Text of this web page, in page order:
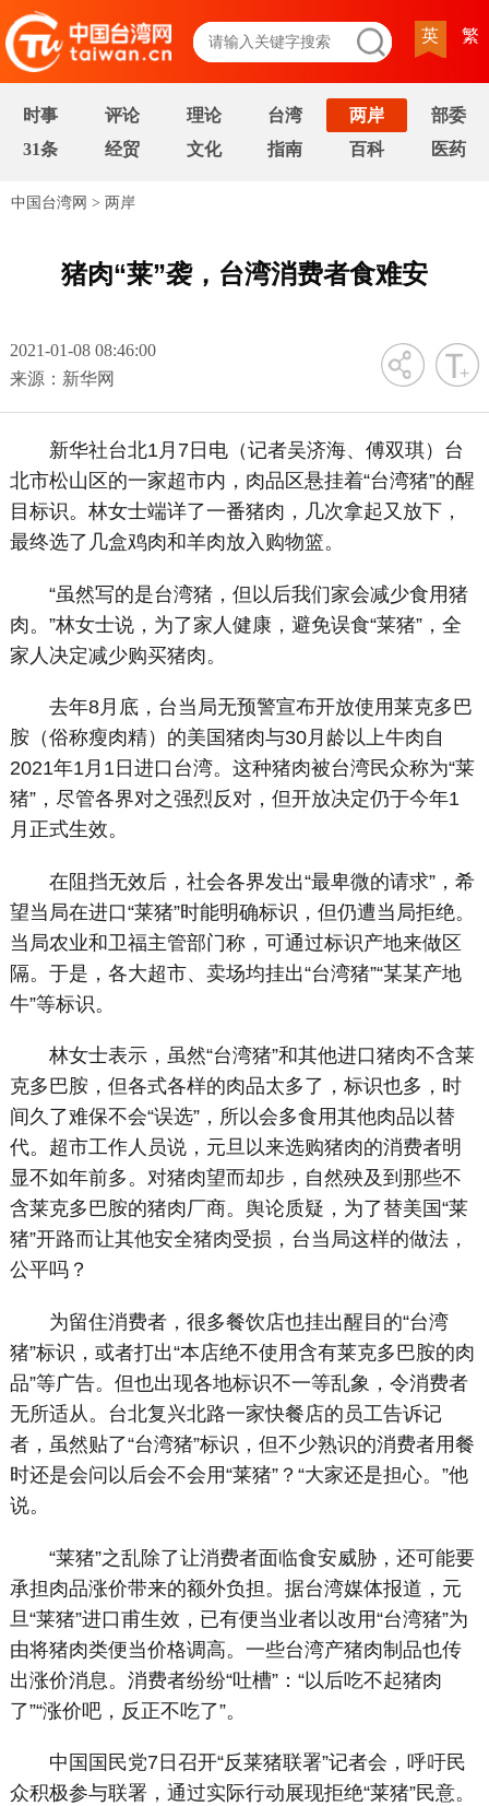
英 繁
时事 评论 理论 台湾 两岸
部委
31条
经贸 文化 指南 百科 医药
中国台湾网 > 两岸
猪肉“莱”袭，台湾消费者食难安
2021-01-08 08:46:00
来源：新华网
字号
新华社台北1月7日电（记者吴济海、傅双琪）台
北市松山区的一家超市内，肉品区悬挂着“台湾猪”的醒
目标识。林女士端详了一番猪肉，几次拿起又放下，
最终选了几盒鸡肉和羊肉放入购物篮。
“虽然写的是台湾猪，但以后我们家会减少食用猪
肉。”林女士说，为了家人健康，避免误食“莱猪”，全
家人决定减少购买猪肉。
去年8月底，台当局无预警宣布开放使用莱克多巴
胺（俗称瘦肉精）的美国猪肉与30月龄以上牛肉自
2021年1月1日进口台湾。这种猪肉被台湾民众称为“莱
猪”，尽管各界对之强烈反对，但开放决定仍于今年1
月正式生效。
在阻挡无效后，社会各界发出“最卑微的请求”，希
望当局在进口“莱猪”时能明确标识，但仍遭当局拒绝。
当局农业和卫福主管部门称，可通过标识产地来做区
隔。于是，各大超市、卖场均挂出“台湾猪”“某某产地
牛”等标识。
林女士表示，虽然“台湾猪”和其他进口猪肉不含莱
克多巴胺，但各式各样的肉品太多了，标识也多，时
间久了难保不会“误选”，所以会多食用其他肉品以替
代。超市工作人员说，元旦以来选购猪肉的消费者明
显不如年前多。对猪肉望而却步，自然殃及到那些不
含莱克多巴胺的猪肉厂商。舆论质疑，为了替美国“莱
猪”开路而让其他安全猪肉受损，台当局这样的做法，
公平吗？
为留住消费者，很多餐饮店也挂出醒目的“台湾
猪”标识，或者打出“本店绝不使用含有莱克多巴胺的肉
品”等广告。但也出现各地标识不一等乱象，令消费者
无所适从。台北复兴北路一家快餐店的员工告诉记
者，虽然贴了“台湾猪”标识，但不少熟识的消费者用餐
时还是会问以后会不会用“莱猪”？“大家还是担心。”他
说。
“莱猪”之乱除了让消费者面临食安威胁，还可能要
承担肉品涨价带来的额外负担。据台湾媒体报道，元
旦“莱猪”进口甫生效，已有便当业者以改用“台湾猪”为
由将猪肉类便当价格调高。一些台湾产猪肉制品也传
出涨价消息。消费者纷纷“吐槽”：“以后吃不起猪肉
了”“涨价吧，反正不吃了”。
中国国民党7日召开“反莱猪联署”记者会，呼吁民
众积极参与联署，通过实际行动展现拒绝“莱猪”民意。